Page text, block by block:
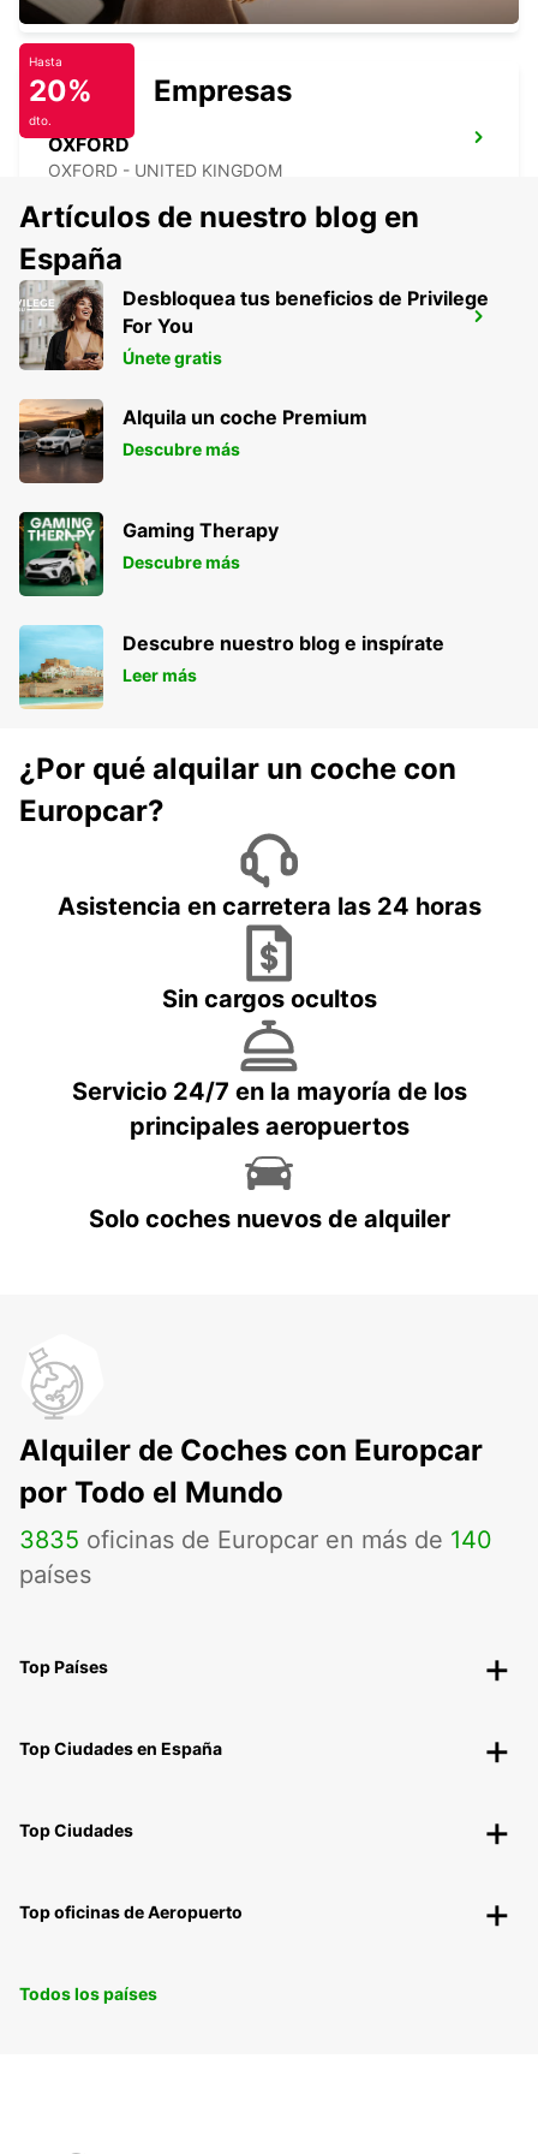
OXFORD
OXFORD - UNITED KINGDOM
GLOUCESTER
GLOUCESTER - UNITED KINGDOM
Hasta
20%
dto.
Empresas
Artículos de nuestro blog en
España
Desbloquea tus beneficios de Privilege
For You
Únete gratis
Alquila un coche Premium
Descubre más
Gaming Therapy
Descubre más
Descubre nuestro blog e inspírate
Leer más
¿Por qué alquilar un coche con
Europcar?
Asistencia en carretera las 24 horas
Sin cargos ocultos
Servicio 24/7 en la mayoría de los
principales aeropuertos
Solo coches nuevos de alquiler
Alquiler de Coches con Europcar
por Todo el Mundo
3835 oficinas de Europcar en más de 140
países
Top Países
Top Ciudades en España
Top Ciudades
Top oficinas de Aeropuerto
Todos los países